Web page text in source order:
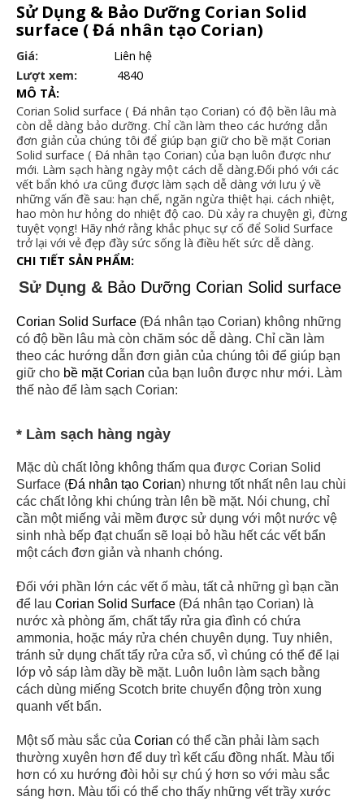
Sử Dụng & Bảo Dưỡng Corian Solid
surface ( Đá nhân tạo Corian)
Giá:
Liên hệ
Lượt xem:
4840
MÔ TẢ:
Corian Solid surface ( Đá nhân tạo Corian) có độ bền lâu mà
còn dễ dàng bảo dưỡng. Chỉ cần làm theo các hướng dẫn
đơn giản của chúng tôi để giúp bạn giữ cho bề mặt Corian
Solid surface ( Đá nhân tạo Corian) của bạn luôn được như
mới. Làm sạch hàng ngày một cách dễ dàng.Đối phó với các
vết bẩn khó ưa cũng được làm sạch dễ dàng với lưu ý về
những vấn đề sau: hạn chế, ngăn ngừa thiệt hại. cách nhiệt,
hao mòn hư hỏng do nhiệt độ cao. Dù xảy ra chuyện gì, đừng
tuyệt vọng! Hãy nhớ rằng khắc phục sự cố để Solid Surface
trở lại với vẻ đẹp đầy sức sống là điều hết sức dễ dàng.
CHI TIẾT SẢN PHẨM:
Sử Dụng & Bảo Dưỡng Corian Solid surface
Corian Solid Surface (Đá nhân tạo Corian) không những
có độ bền lâu mà còn chăm sóc dễ dàng. Chỉ cần làm
theo các hướng dẫn đơn giản của chúng tôi để giúp bạn
giữ cho bề mặt Corian của bạn luôn được như mới. Làm
thế nào để làm sạch Corian:
* Làm sạch hàng ngày
Mặc dù chất lỏng không thấm qua được Corian Solid
Surface (Đá nhân tạo Corian) nhưng tốt nhất nên lau chùi
các chất lỏng khi chúng tràn lên bề mặt. Nói chung, chỉ
cần một miếng vải mềm được sử dụng với một nước vệ
sinh nhà bếp đạt chuẩn sẽ loại bỏ hầu hết các vết bẩn
một cách đơn giản và nhanh chóng.
Đối với phần lớn các vết ố màu, tất cả những gì bạn cần
để lau Corian Solid Surface (Đá nhân tạo Corian) là
nước xà phòng ấm, chất tẩy rửa gia đình có chứa
ammonia, hoặc máy rửa chén chuyên dụng. Tuy nhiên,
tránh sử dụng chất tẩy rửa cửa sổ, vì chúng có thể để lại
lớp vỏ sáp làm dầy bề mặt. Luôn luôn làm sạch bằng
cách dùng miếng Scotch brite chuyển động tròn xung
quanh vết bẩn.
Một số màu sắc của Corian có thể cần phải làm sạch
thường xuyên hơn để duy trì kết cấu đồng nhất. Màu tối
hơn có xu hướng đòi hỏi sự chú ý hơn so với màu sắc
sáng hơn. Màu tối có thể cho thấy những vết trầy xước